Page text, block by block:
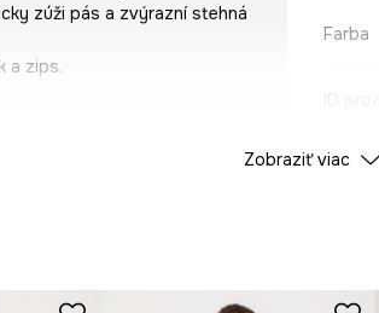
zúži pás a zvýrazní stehná
a zips.
Farba
Zobraziť viac